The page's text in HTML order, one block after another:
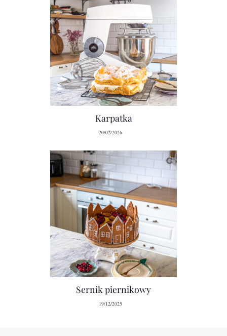
Karpatka
20/02/2026
Sernik piernikowy
19/12/2025